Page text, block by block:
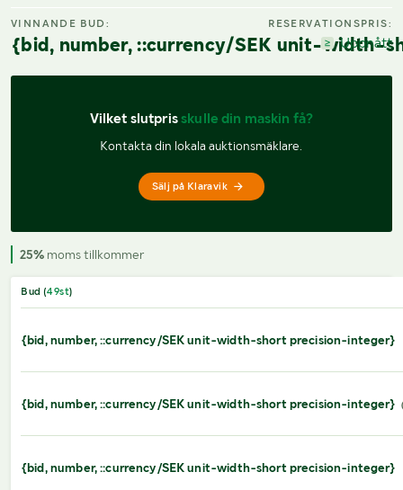
VINNANDE BUD:
{bid, number, ::currency/SEK unit-width-
RESERVATIONSPRIS:
Uppnått
Vilket slutpris skulle din maskin få?
Kontakta din lokala auktionsmäklare.
Sälj på Klaravik
25% moms tillkommer
Bud (49st)
{bid, number, ::currency/SEK unit-width-short precision-integer}
{bid, number, ::currency/SEK unit-width-short precision-integer}
{bid, number, ::currency/SEK unit-width-short precision-integer}